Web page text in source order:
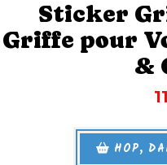
Sticker
Griffe pour
&
HOP,